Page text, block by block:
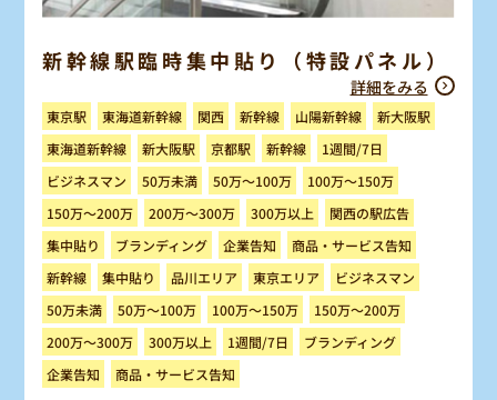
新幹線駅臨時集中貼り（特設パネル）
詳細をみる
東京駅 東海道新幹線 関西 新幹線 山陽新幹線 新大阪駅
東海道新幹線 新大阪駅 京都駅 新幹線 1週間/7日
ビジネスマン 50万未満 50万～100万
100万～150万
150万～200万
200万～300万 300万以上 関西の駅広告
集中貼り ブランディング 企業告知 商品・サービス告知
新幹線 集中貼り 品川エリア 東京エリア ビジネスマン
50万未満 50万～100万 100万～150万
150万～200万
200万～300万
300万以上 1週間/7日 ブランディング
企業告知 商品・サービス告知